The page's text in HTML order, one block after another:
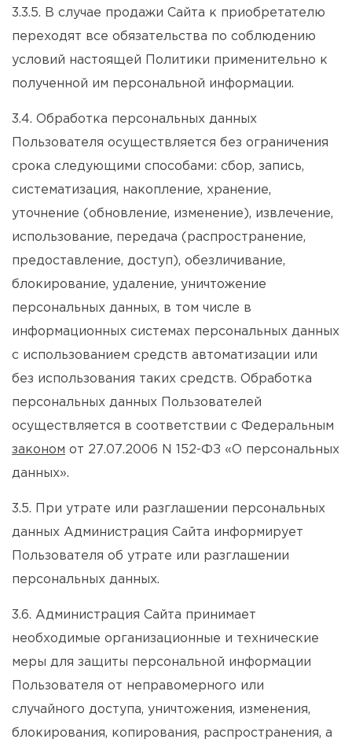
3.3.5. В случае продажи Сайта к приобретателю
переходят все обязательства по соблюдению
условий настоящей Политики применительно к
полученной им персональной информации.
3.4. Обработка персональных данных
Пользователя осуществляется без ограничения
срока следующими способами: сбор, запись,
систематизация, накопление, хранение,
уточнение (обновление, изменение), извлечение,
использование, передача (распространение,
предоставление, доступ), обезличивание,
блокирование, удаление, уничтожение
персональных данных, в том числе в
информационных системах персональных данных
с использованием средств автоматизации или
без использования таких средств. Обработка
персональных данных Пользователей
осуществляется в соответствии с Федеральным
законом от 27.07.2006 N 152-ФЗ «О персональных
данных».
3.5. При утрате или разглашении персональных
данных Администрация Сайта информирует
Пользователя об утрате или разглашении
персональных данных.
3.6. Администрация Сайта принимает
необходимые организационные и технические
меры для защиты персональной информации
Пользователя от неправомерного или
случайного доступа, уничтожения, изменения,
блокирования, копирования, распространения, а